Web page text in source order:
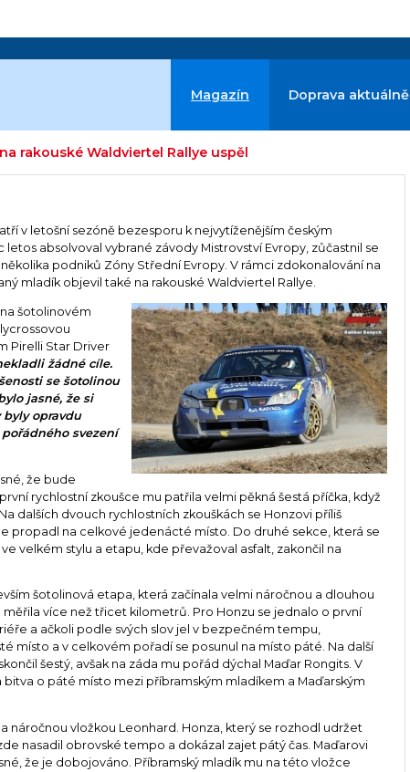
Magazín Doprava aktuálně
rakouské Waldviertel Rallye uspěl
v letošní sezóně bezesporu k nejvytíženějším českým
absolvoval vybrané závody Mistrovství Evropy, zůčastnil se
podniků Zóny Střední Evropy. V rámci zdokonalování na
mladík objevil také na rakouské Waldviertel Rallye.
šotolinovém
Pirelli Star Driver
žádné cíle.
se šotolinou
jasné, že si
byly opravdu
svezení
že bude
rychlostní zkoušce mu patřila velmi pěkná šestá příčka, když
dalších dvouch rychlostních zkouškách se Honzovi příliš
propadl na celkové jedenácté místo. Do druhé sekce, která se
velkém stylu a etapu, kde převažoval asfalt, zakončil na
šotolinová etapa, která začínala velmi náročnou a dlouhou
více než třicet kilometrů. Pro Honzu se jednalo o první
a ačkoli podle svých slov jel v bezpečném tempu,
místo a v celkovém pořadí se posunul na místo páté. Na další
šestý, avšak na záda mu pořád dýchal Maďar Rongits. V
o páté místo mezi příbramským mladíkem a Maďarským
náročnou vložkou Leonhard. Honza, který se rozhodl udržet
nasadil obrovské tempo a dokázal zajet pátý čas. Maďarovi
že je dobojováno. Příbramský mladík mu na této vložce